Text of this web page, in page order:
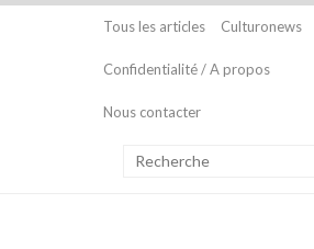
Tous les articles Culturonews
Confidentialité / A propos
Nous contacter